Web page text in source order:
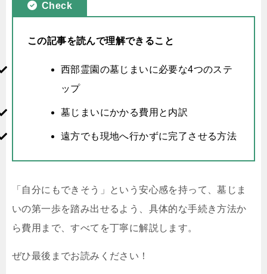
Check
この記事を読んで理解できること
西部霊園の墓じまいに必要な4つのステ
ップ
墓じまいにかかる費用と内訳
遠方でも現地へ行かずに完了させる方法
「自分にもできそう」という安心感を持って、墓じま
いの第一歩を踏み出せるよう、具体的な手続き方法か
ら費用まで、すべてを丁寧に解説します。
ぜひ最後までお読みください！